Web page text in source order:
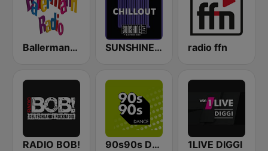
Ballermann Radio SUNSHINE LIVE - Chillout radio ffn
RADIO BOB! 90s90s Dance 1LIVE DIGGI